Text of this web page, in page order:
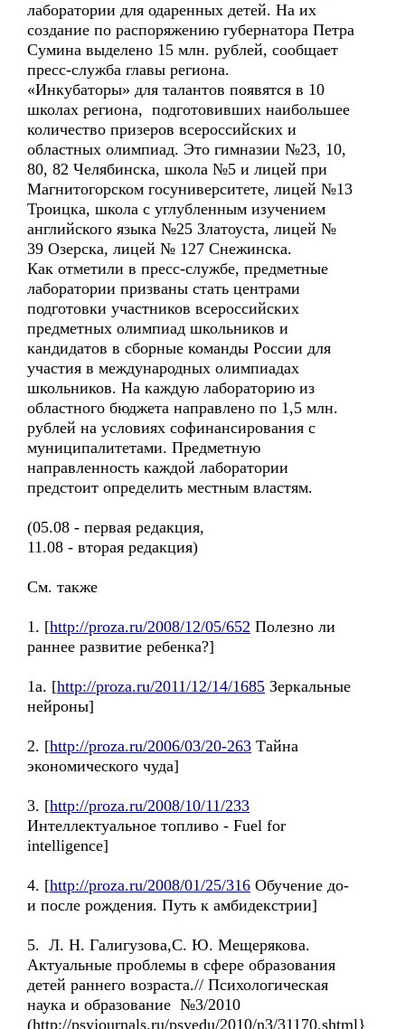
лаборатории для одаренных детей. На их
создание по распоряжению губернатора Петра
Сумина выделено 15 млн. рублей, сообщает
пресс-служба главы региона.
«Инкубаторы» для талантов появятся в 10
школах региона, подготовивших наибольшее
количество призеров всероссийских и
областных олимпиад. Это гимназии №23, 10,
80, 82 Челябинска, школа №5 и лицей при
Магнитогорском госуниверситете, лицей №13
Троицка, школа с углубленным изучением
английского языка №25 Златоуста, лицей №
39 Озерска, лицей № 127 Снежинска.
Как отметили в пресс-службе, предметные
лаборатории призваны стать центрами
подготовки участников всероссийских
предметных олимпиад школьников и
кандидатов в сборные команды России для
участия в международных олимпиадах
школьников. На каждую лабораторию из
областного бюджета направлено по 1,5 млн.
рублей на условиях софинансирования с
муниципалитетами. Предметную
направленность каждой лаборатории
предстоит определить местным властям.
(05.08 - первая редакция,
11.08 - вторая редакция)
См. также
1. [http://proza.ru/2008/12/05/652 Полезно ли
раннее развитие ребенка?]
1a. [http://proza.ru/2011/12/14/1685 Зеркальные
нейроны]
2. [http://proza.ru/2006/03/20-263 Тайна
экономического чуда]
3. [http://proza.ru/2008/10/11/233
Интеллектуальное топливо - Fuel for
intelligence]
4. [http://proza.ru/2008/01/25/316 Обучение до-
и после рождения. Путь к амбидекстрии]
5. Л. Н. Галигузова,С. Ю. Мещерякова.
Актуальные проблемы в сфере образования
детей раннего возраста.// Психологическая
наука и образование №3/2010
(http://psyjournals.ru/psyedu/2010/n3/31170.shtml}